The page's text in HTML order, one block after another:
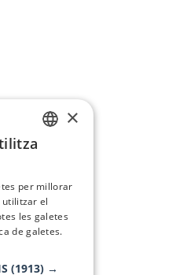
×
per millorar
utilitzar el
les galetes
de galetes.
(1913) →